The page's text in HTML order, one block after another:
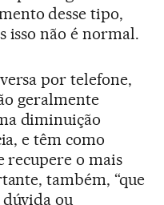
desse tipo,
isso não é normal.
por telefone,
geralmente
diminuição
e têm como
recupere o mais
também, “que
ou